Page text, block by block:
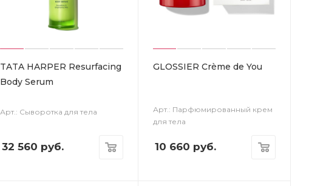
TATA HARPER Resurfacing
Body Serum
Арт.: Сыворотка для тела
32 560 руб.
GLOSSIER Crème de You
Арт.: Парфюмированный крем
для тела
10 660 руб.